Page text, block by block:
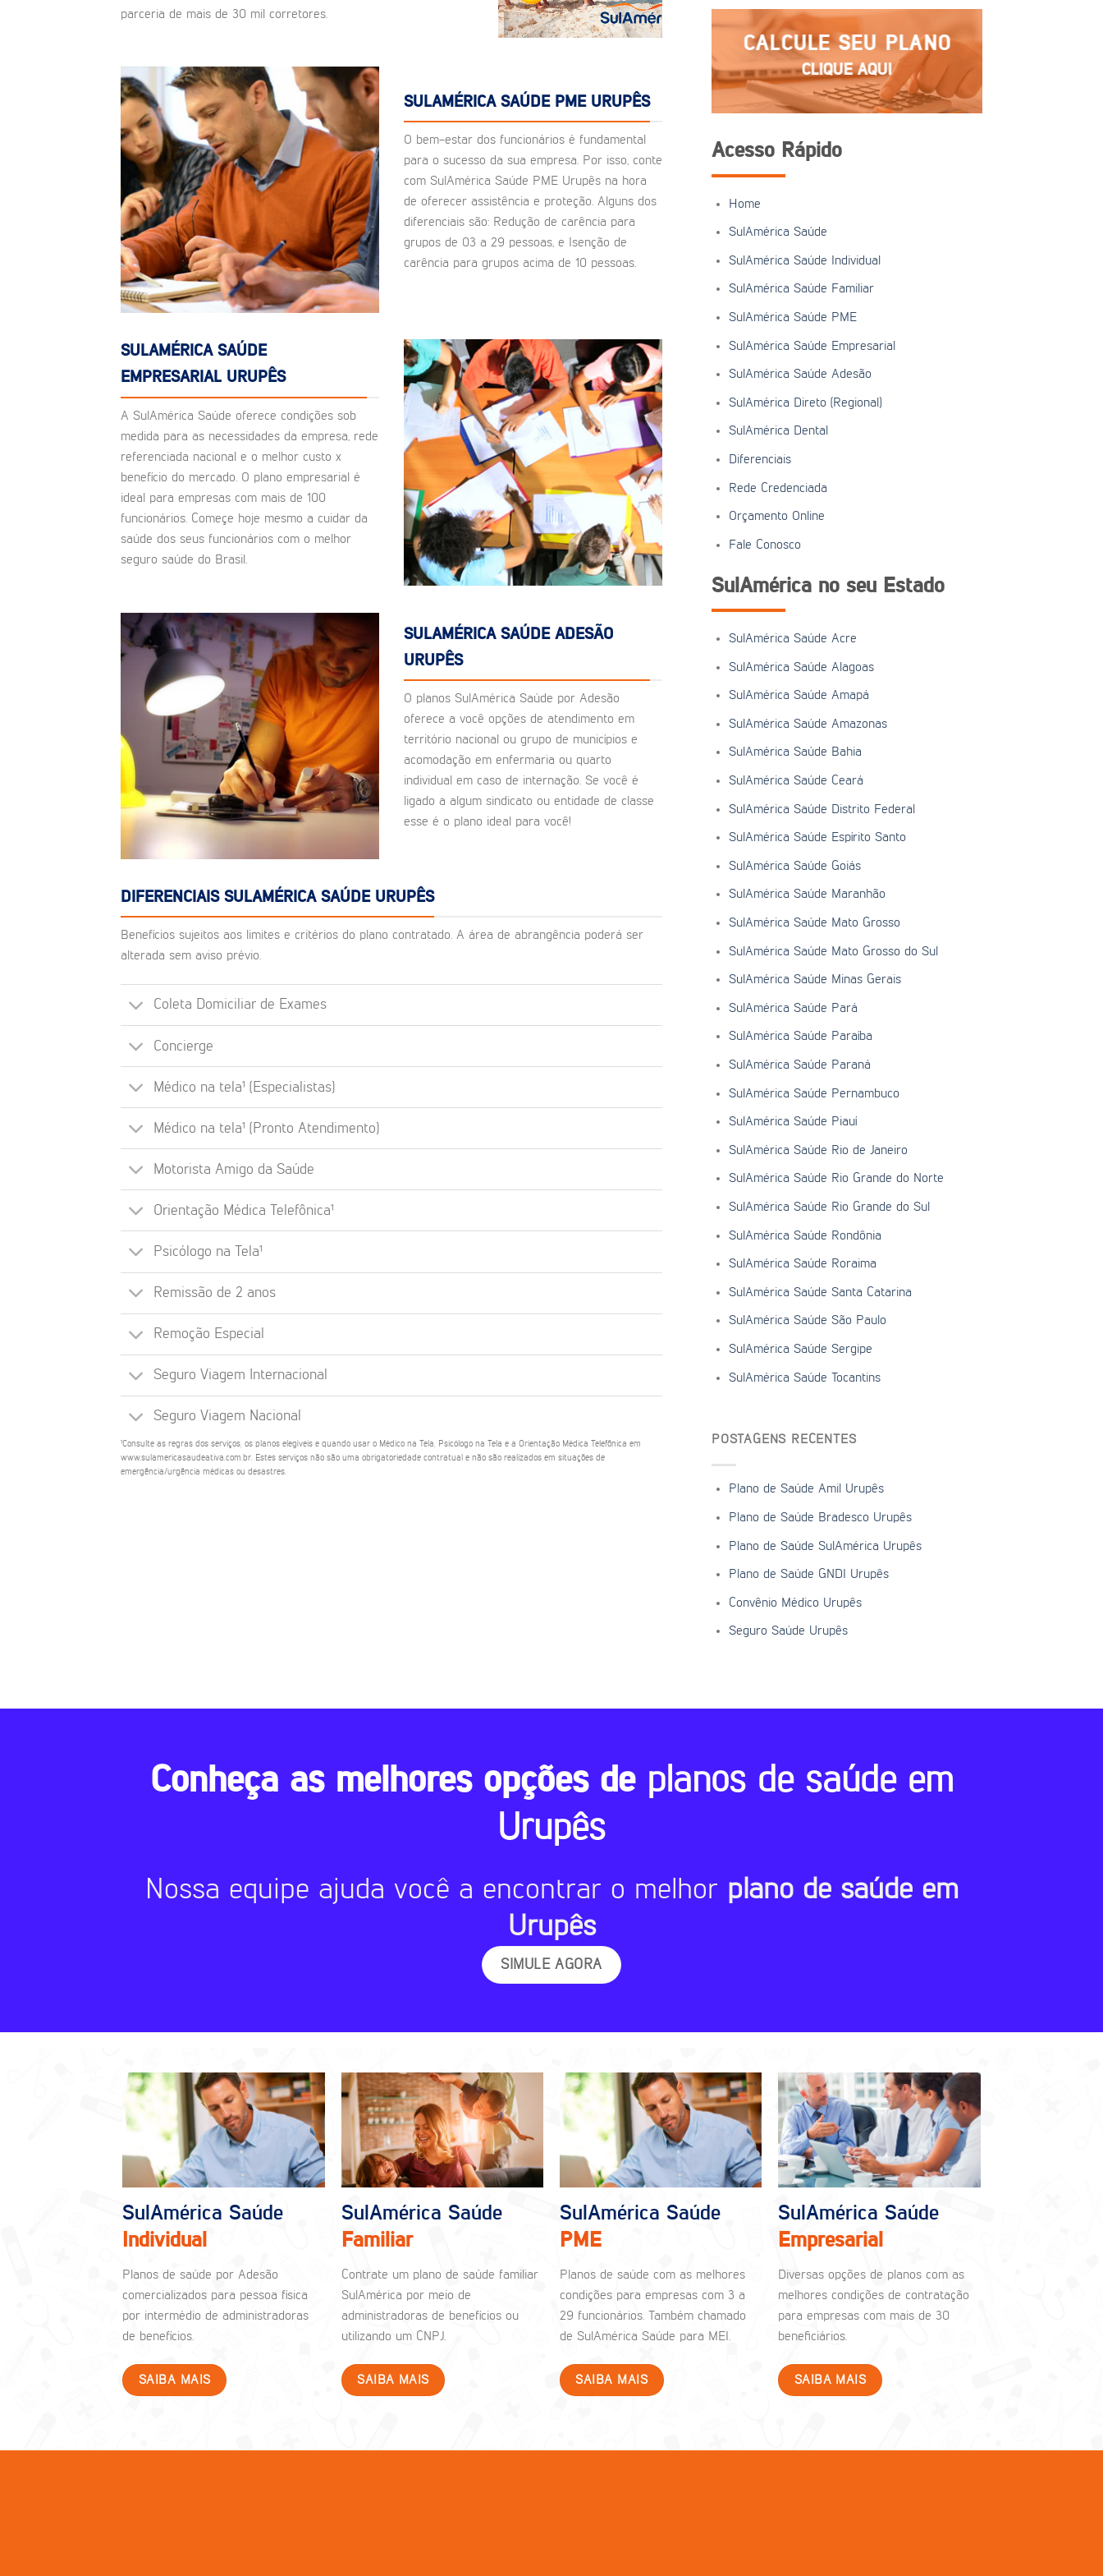
parceria de mais de 30 mil corretores.
SULAMÉRICA SAÚDE PME URUPÊS
O bem-estar dos funcionários é fundamental
para o sucesso da sua empresa. Por isso, conte
com SulAmérica Saúde PME Urupês na hora
de oferecer assistência e proteção. Alguns dos
diferenciais são: Redução de carência para
grupos de 03 a 29 pessoas, e Isenção de
carência para grupos acima de 10 pessoas.
SULAMÉRICA SAÚDE
EMPRESARIAL URUPÊS
A SulAmérica Saúde oferece condições sob
medida para as necessidades da empresa, rede
referenciada nacional e o melhor custo x
benefício do mercado. O plano empresarial é
ideal para empresas com mais de 100
funcionários. Começe hoje mesmo a cuidar da
saúde dos seus funcionários com o melhor
seguro saúde do Brasil.
SULAMÉRICA SAÚDE ADESÃO
URUPÊS
O planos SulAmérica Saúde por Adesão
oferece a você opções de atendimento em
território nacional ou grupo de municípios e
acomodação em enfermaria ou quarto
individual em caso de internação. Se você é
ligado a algum sindicato ou entidade de classe
esse é o plano ideal para você!
DIFERENCIAIS SULAMÉRICA SAÚDE URUPÊS
Benefícios sujeitos aos limites e critérios do plano contratado. A área de abrangência poderá ser
alterada sem aviso prévio.
Coleta Domiciliar de Exames
Concierge
Médico na tela¹ (Especialistas)
Médico na tela¹ (Pronto Atendimento)
Motorista Amigo da Saúde
Orientação Médica Telefônica¹
Psicólogo na Tela¹
Remissão de 2 anos
Remoção Especial
Seguro Viagem Internacional
Seguro Viagem Nacional
¹Consulte as regras dos serviços, os planos elegíveis e quando usar o Médico na Tela, Psicólogo na Tela e a Orientação Médica Telefônica em
www.sulamericasaudeativa.com.br. Estes serviços não são uma obrigatoriedade contratual e não são realizados em situações de
emergência/urgência médicas ou desastres.
CALCULE SEU PLANO
CLIQUE AQUI
Acesso Rápido
Home
SulAmérica Saúde
SulAmérica Saúde Individual
SulAmérica Saúde Familiar
SulAmérica Saúde PME
SulAmérica Saúde Empresarial
SulAmérica Saúde Adesão
SulAmérica Direto (Regional)
SulAmérica Dental
Diferenciais
Rede Credenciada
Orçamento Online
Fale Conosco
SulAmérica no seu Estado
SulAmérica Saúde Acre
SulAmérica Saúde Alagoas
SulAmérica Saúde Amapá
SulAmérica Saúde Amazonas
SulAmérica Saúde Bahia
SulAmérica Saúde Ceará
SulAmérica Saúde Distrito Federal
SulAmérica Saúde Espírito Santo
SulAmérica Saúde Goiás
SulAmérica Saúde Maranhão
SulAmérica Saúde Mato Grosso
SulAmérica Saúde Mato Grosso do Sul
SulAmérica Saúde Minas Gerais
SulAmérica Saúde Pará
SulAmérica Saúde Paraíba
SulAmérica Saúde Paraná
SulAmérica Saúde Pernambuco
SulAmérica Saúde Piauí
SulAmérica Saúde Rio de Janeiro
SulAmérica Saúde Rio Grande do Norte
SulAmérica Saúde Rio Grande do Sul
SulAmérica Saúde Rondônia
SulAmérica Saúde Roraima
SulAmérica Saúde Santa Catarina
SulAmérica Saúde São Paulo
SulAmérica Saúde Sergipe
SulAmérica Saúde Tocantins
POSTAGENS RECENTES
Plano de Saúde Amil Urupês
Plano de Saúde Bradesco Urupês
Plano de Saúde SulAmérica Urupês
Plano de Saúde GNDI Urupês
Convênio Médico Urupês
Seguro Saúde Urupês
Conheça as melhores opções de planos de saúde em
Urupês
Nossa equipe ajuda você a encontrar o melhor plano de saúde em
Urupês
SIMULE AGORA
SulAmérica Saúde
Individual
Planos de saúde por Adesão
comercializados para pessoa física
por intermédio de administradoras
de benefícios.
SAIBA MAIS
SulAmérica Saúde
Familiar
Contrate um plano de saúde familiar
SulAmérica por meio de
administradoras de benefícios ou
utilizando um CNPJ.
SAIBA MAIS
SulAmérica Saúde
PME
Planos de saúde com as melhores
condições para empresas com 3 a
29 funcionários. Também chamado
de SulAmérica Saúde para MEI.
SAIBA MAIS
SulAmérica Saúde
Empresarial
Diversas opções de planos com as
melhores condições de contratação
para empresas com mais de 30
beneficiários.
SAIBA MAIS